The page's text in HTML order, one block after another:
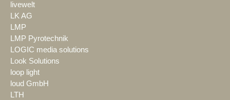
livewelt
LK AG
LMP
LMP Pyrotechnik
LOGIC media solutions
Look Solutions
loop light
loud GmbH
LTH